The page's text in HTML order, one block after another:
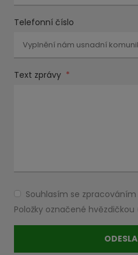
Telefonní číslo
Text zprávy *
Souhlasím
se
zpracováním
osobních
Souhlasím se zpracováním
Položky označené hvězdičkou